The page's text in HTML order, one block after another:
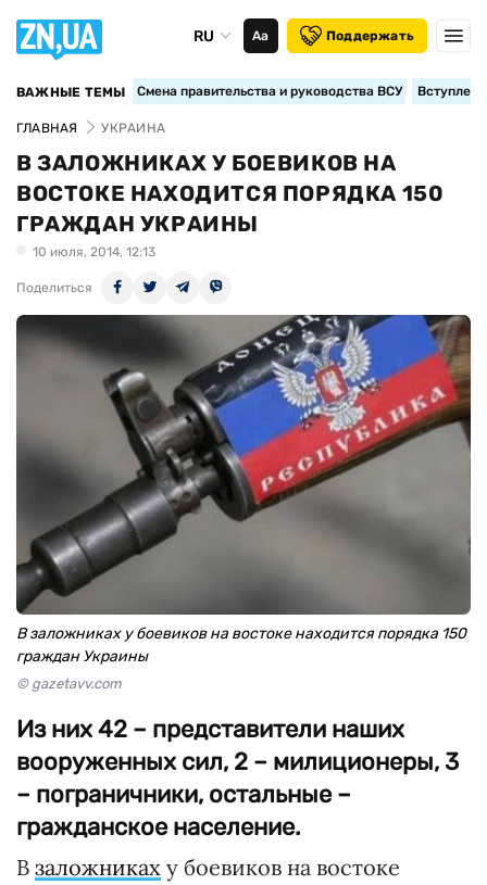
RU Аа Поддержать
ВАЖНЫЕ ТЕМЫ Смена правительства и руководства ВСУ
ГЛАВНАЯ УКРАИНА
В ЗАЛОЖНИКАХ У БОЕВИКОВ НА
ВОСТОКЕ НАХОДИТСЯ ПОРЯДКА 150
ГРАЖДАН УКРАИНЫ
10 июля, 2014, 12:13
Поделиться
В заложниках у боевиков на востоке находится порядка 150
граждан Украины
© gazetavv.com
Из них 42 – представители наших
вооруженных сил, 2 – милиционеры, 3
– пограничники, остальные –
гражданское население.
В заложниках у боевиков на востоке